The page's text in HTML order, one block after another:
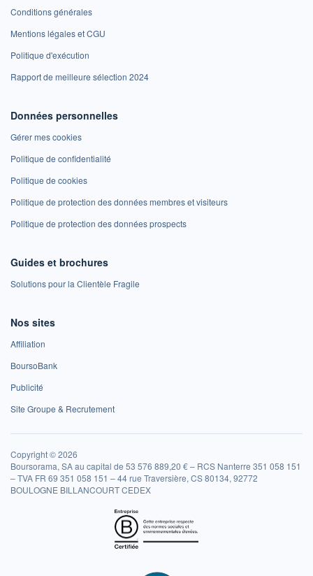
Conditions générales
Mentions légales et CGU
Politique d'exécution
Rapport de meilleure sélection 2024
Données personnelles
Gérer mes cookies
Politique de confidentialité
Politique de cookies
Politique de protection des données membres et visiteurs
Politique de protection des données prospects
Guides et brochures
Solutions pour la Clientèle Fragile
Nos sites
Affiliation
BoursoBank
Publicité
Site Groupe & Recrutement
Copyright © 2026
Boursorama, SA au capital de 53 576 889,20 € – RCS Nanterre 351 058 151
– TVA FR 69 351 058 151 – 44 rue Traversière, CS 80134, 92772
BOULOGNE BILLANCOURT CEDEX